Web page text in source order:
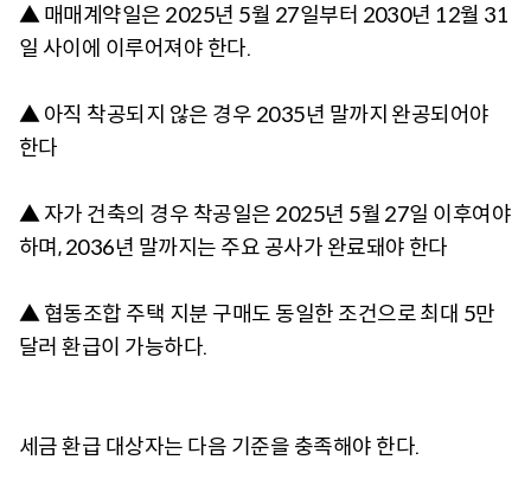
▲ 매매계약일은 2025년 5월 27일부터 2030년 12월 31
일 사이에 이루어져야 한다.
▲ 아직 착공되지 않은 경우 2035년 말까지 완공되어야
한다
▲ 자가 건축의 경우 착공일은 2025년 5월 27일 이후여야
하며, 2036년 말까지는 주요 공사가 완료돼야 한다
▲ 협동조합 주택 지분 구매도 동일한 조건으로 최대 5만
달러 환급이 가능하다.
세금 환급 대상자는 다음 기준을 충족해야 한다.